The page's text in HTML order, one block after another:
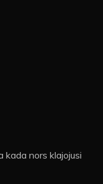
kada nors klajojusi